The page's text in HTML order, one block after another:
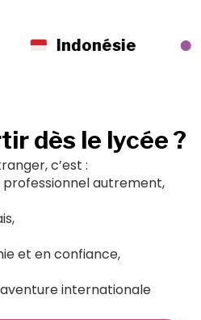
·
dès le lycée ?
c’est :
autrement,
et en confiance,
internationale